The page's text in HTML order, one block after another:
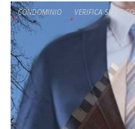
CONDOMINIO VERIFICA SPESE